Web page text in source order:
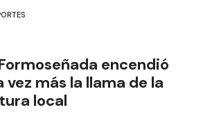
encendió
vez más la llama de la
local